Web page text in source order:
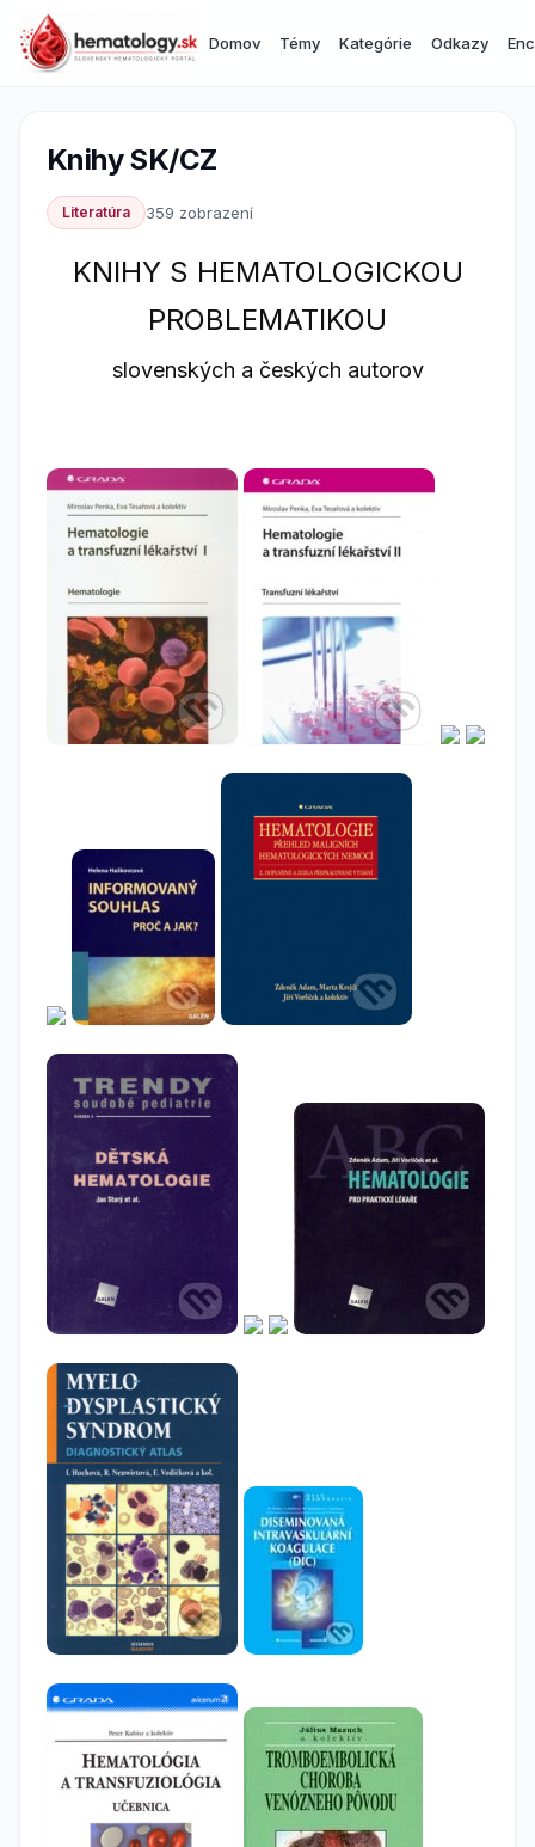
Domov Témy Kategórie Odkazy
Knihy SK/CZ
Literatúra 359 zobrazení
KNIHY S HEMATOLOGICKOU
PROBLEMATIKOU
slovenských a českých autorov